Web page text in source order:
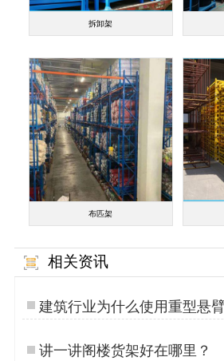
拆卸架
布匹架
相关资讯
建筑行业为什么使用重型悬
讲一讲阁楼货架好在哪里？